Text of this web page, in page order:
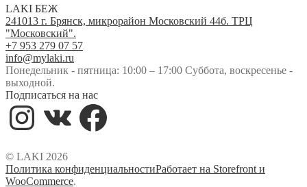
LAKI БЕЖ
241013 г. Брянск, микрорайон Московский 44б. ТРЦ
"Московский".
+7 953 279 07 57
info@mylaki.ru
Понедельник - пятница: 10:00 – 17:00 Суббота, воскресенье -
выходной.
Подписаться на нас
Instagram
Facebook
© LAKI 2026
Политика конфиденциальностиРаботает на Storefront и
WooCommerce.